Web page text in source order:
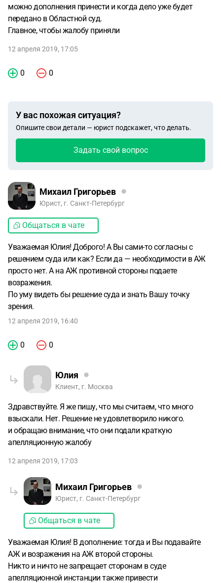
можно дополнения принести и когда дело уже будет
передано в Областной суд.
Главное, чтобы жалобу приняли
12 апреля 2019, 17:05
0 0
У вас похожая ситуация?
Опишите свои детали — юрист подскажет, что делать.
Задать свой вопрос
Михаил Григорьев
Юрист, г. Санкт-Петербург
Общаться в чате
Уважаемая Юлия! Доброго! А Вы сами-то согласны с
решением суда или как? Если да — необходимости в АЖ
просто нет. А на АЖ противной стороны подаете
возражения.
По уму видеть бы решение суда и знать Вашу точку
зрения.
12 апреля 2019, 16:40
0 0
Юлия
Клиент, г. Москва
Здравствуйте. Я же пишу, что мы считаем, что много
взыскали. Нет. Решение не удовлетворило никого.
и обращаю внимание, что они подали краткую
апелляционную жалобу
12 апреля 2019, 17:03
Михаил Григорьев
Юрист, г. Санкт-Петербург
Общаться в чате
Уважаемая Юлия! В дополнение: тогда и Вы подавайте
АЖ и возражения на АЖ второй стороны.
Никто и ничто не запрещает сторонам в суде
апелляционной инстанции также привести